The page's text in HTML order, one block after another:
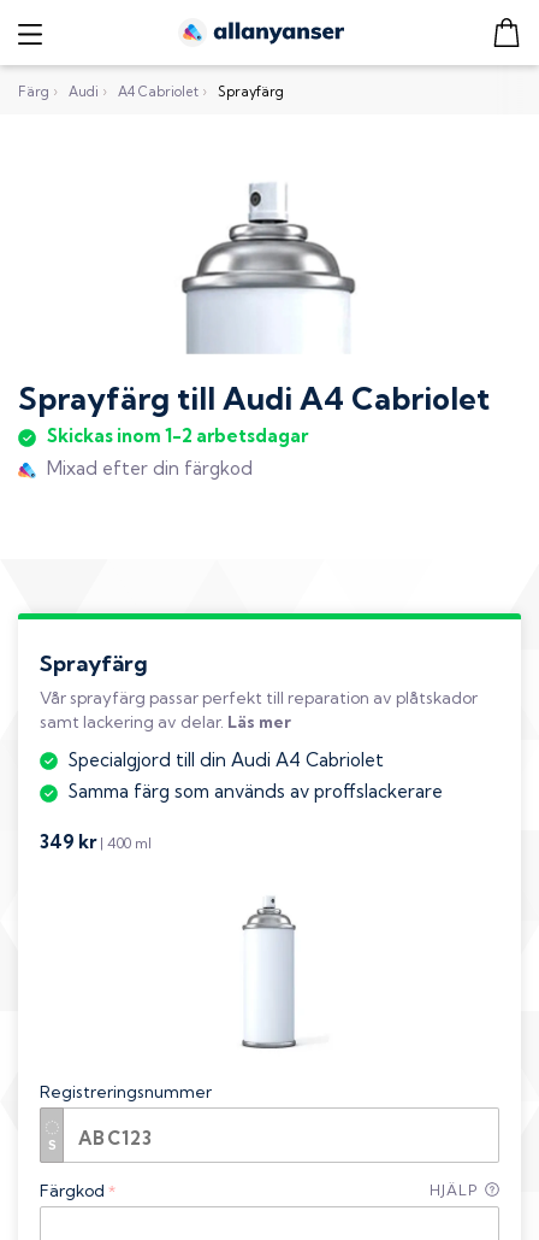
Färg › Audi › A4 Cabriolet › Sprayfärg
Sprayfärg till Audi A4 Cabriolet
Skickas inom 1-2 arbetsdagar
Mixad efter din färgkod
Sprayfärg
Vår sprayfärg passar perfekt till reparation av plåtskador
samt lackering av delar. Läs mer
Specialgjord till din Audi A4 Cabriolet
Samma färg som används av proffslackerare
349 kr| 400 ml
Registreringsnummer
Färgkod * HJÄLP